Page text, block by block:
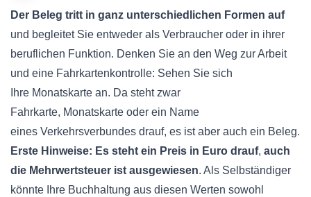
Der Beleg tritt in ganz unterschiedlichen Formen auf
und begleitet Sie entweder als Verbraucher oder in ihrer
beruflichen Funktion. Denken Sie an den Weg zur Arbeit
und eine Fahrkartenkontrolle: Sehen Sie sich
Ihre Monatskarte an. Da steht zwar
Fahrkarte, Monatskarte oder ein Name
eines Verkehrsverbundes drauf, es ist aber auch ein Beleg.
Erste Hinweise: Es steht ein Preis in Euro drauf, auch
die Mehrwertsteuer ist ausgewiesen. Als Selbständiger
könnte Ihre Buchhaltung aus diesen Werten sowohl